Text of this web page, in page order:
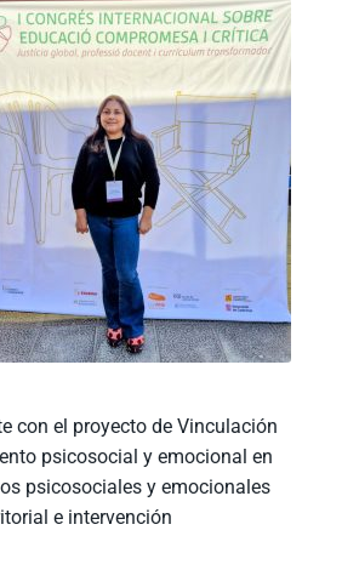
con el proyecto de Vinculación
psicosocial y emocional en
psicosociales y emocionales
e intervención